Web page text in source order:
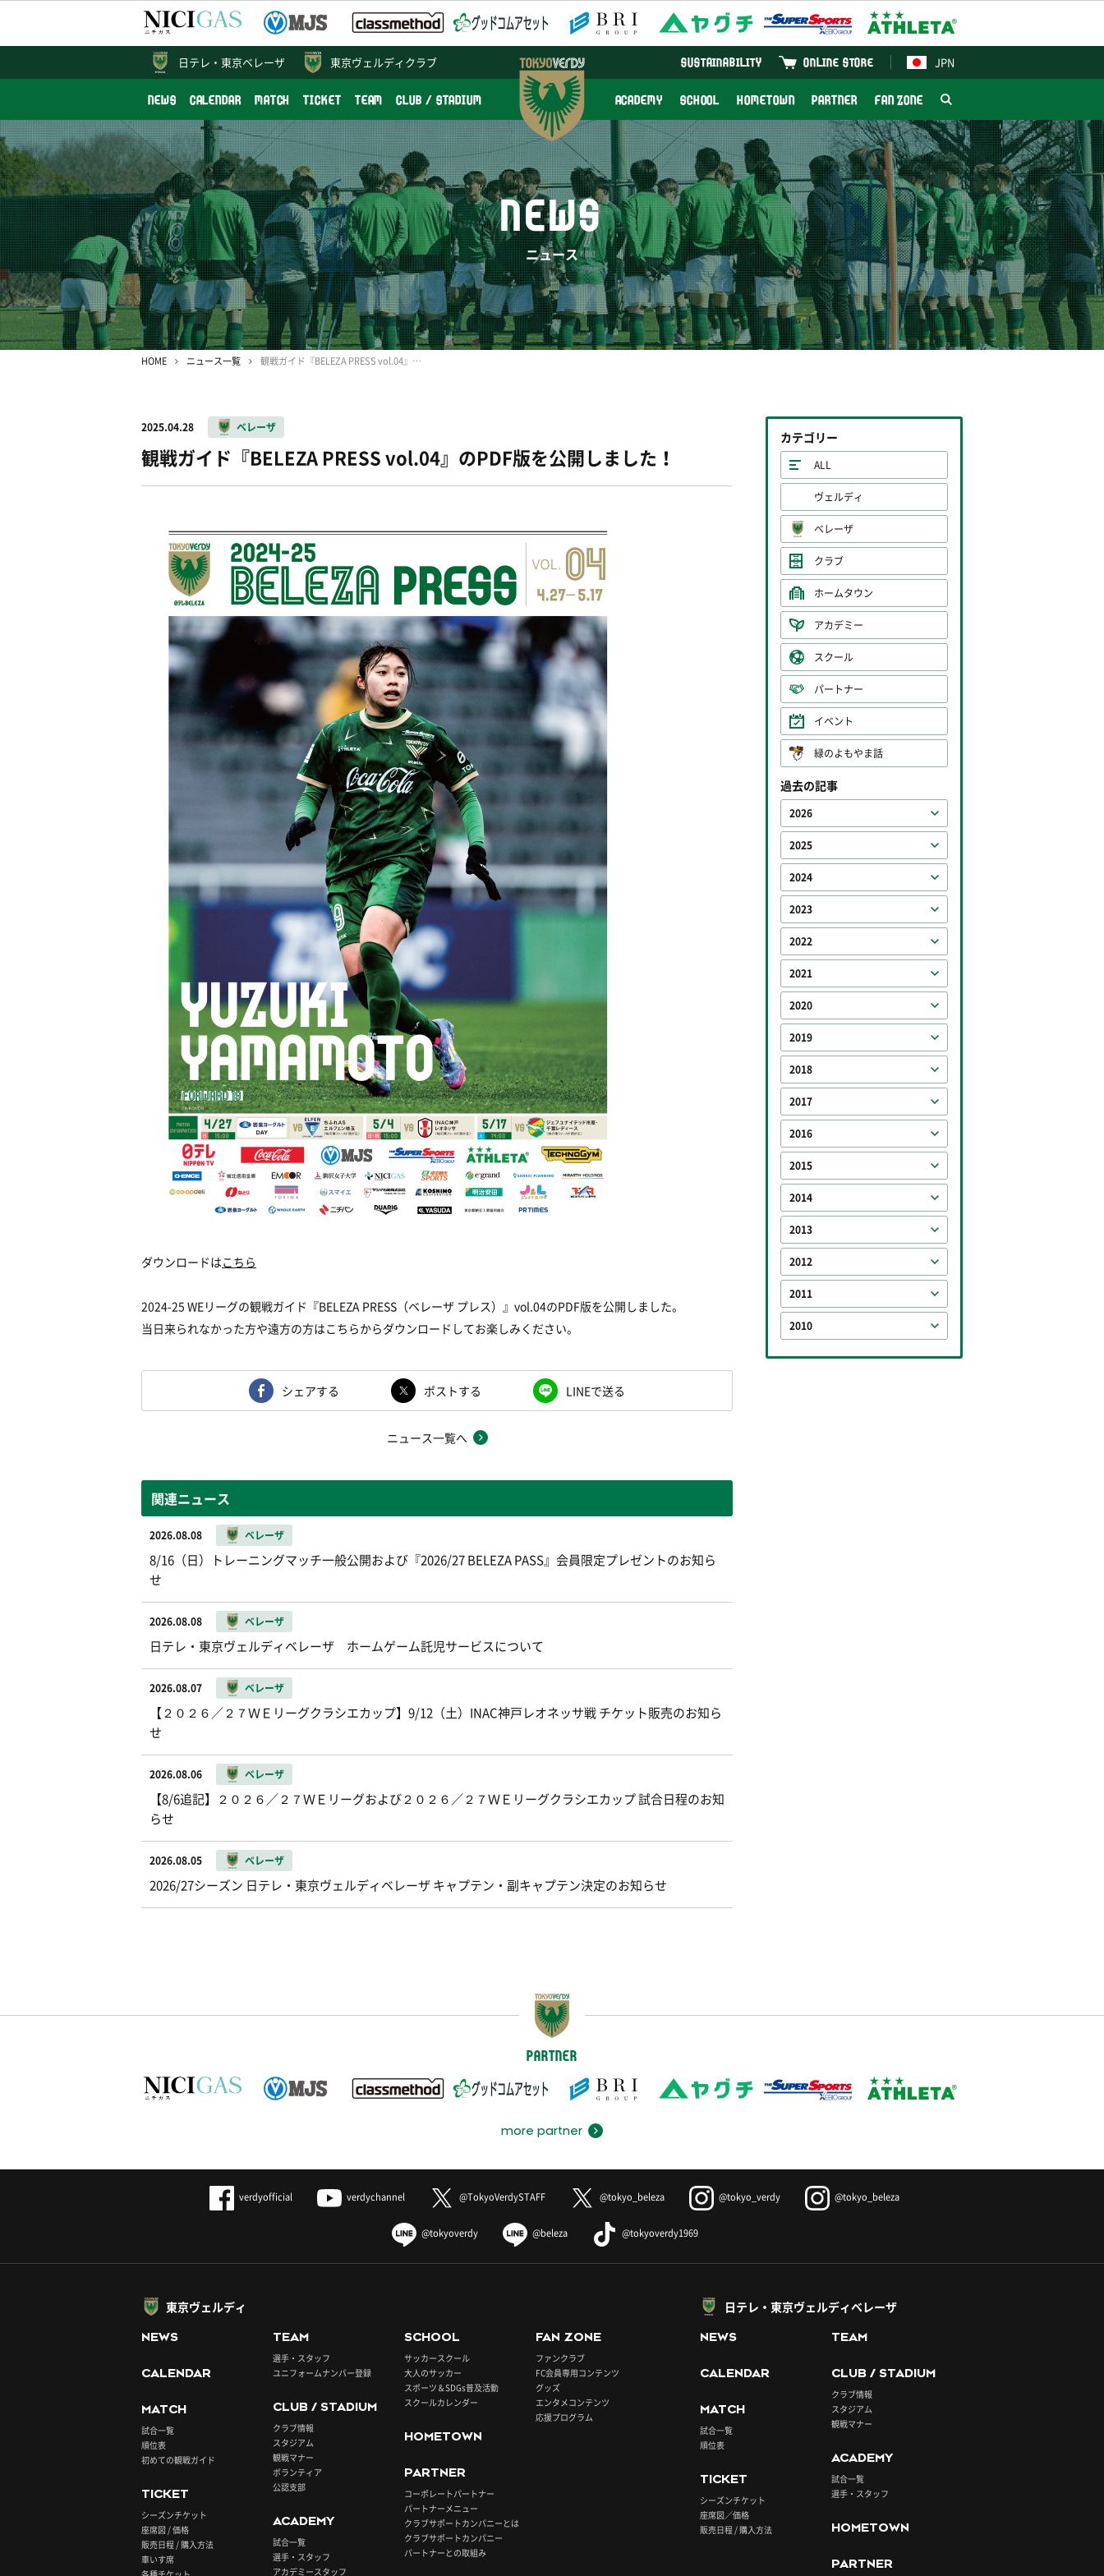
東京ヴェルディクラブ JPN
ONLINE STORE
SUSTAINABILITY
NEWS CALENDAR MATCH TICKET TEAM CLUB / STADIUM ACADEMY SCHOOL HOMETOWN PARTNER FAN ZONE
日テレ・ 東京ベレーザ
NEWS
ニュース
HOME ニュース一覧 観戦ガイド『BELEZA PRESS vol.04』のPDF版を公開しました！
2025.04.28 ベレーザ
観戦ガイド『BELEZA PRESS vol.04』のPDF版を公開しました！
ダウンロードはこちら
2024-25 WEリーグの観戦ガイド『BELEZA PRESS（ベレーザ プレス）』 vol.04のPDF版を公開しました。
当日来られなかった方や遠方の方はこちらからダウンロードしてお楽しみください。
シェアする ポストする LINEで送る
ニュース一覧へ
関連ニュース
2026.08.08 ベレーザ
8/16（日）トレーニングマッチ一般公開および『2026/27 BELEZA PASS』会員限定プレゼントのお知ら
せ
2026.08.08 ベレーザ
日テレ・東京ヴェルディベレーザ ホームゲーム託児サービスについて
2026.08.07 ベレーザ
【２０２６／２７ＷＥリーグクラシエカップ】9/12（土）INAC神戸レオネッサ戦 チケット販売のお知ら
せ
2026.08.06 ベレーザ
【8/6追記】２０２６／２７ＷＥリーグおよび２０２６／２７ＷＥリーグクラシエカップ 試合日程のお知
らせ
2026.08.05 ベレーザ
2026/27シーズン 日テレ・東京ヴェルディベレーザ キャプテン・副キャプテン決定のお知らせ
カテゴリー
ALL
ヴェルディ
ベレーザ
クラブ
ホームタウン
アカデミー
スクール
パートナー
イベント
緑のよもやま話
過去の記事
2026
2025
2024
2023
2022
2021
2020
2019
2018
2017
2016
2015
2014
2013
2012
2011
2010
PARTNER
more partner
verdyofficial verdychannel @TokyoVerdySTAFF @tokyo_beleza @tokyo_verdy @tokyo_beleza
@tokyoverdy @beleza @tokyoverdy1969
東京ヴェルディ
NEWS
CALENDAR
MATCH
試合一覧
順位表
初めての観戦ガイド
TICKET
シーズンチケット
座席図 / 価格
販売日程 / 購入方法
車いす席
TEAM
選手・スタッフ
ユニフォームナンバー登録
CLUB / STADIUM
クラブ情報
スタジアム
観戦マナー
ボランティア
公認支部
ACADEMY
試合一覧
選手・スタッフ
アカデミースタッフ
SCHOOL
サッカースクール
大人のサッカー
スポーツ＆SDGs普及活動
スクールカレンダー
HOMETOWN
PARTNER
コーポレートパートナー
パートナーメニュー
クラブサポートカンパニーとは
クラブサポートカンパニー
パートナーとの取組み
FAN ZONE
ファンクラブ
FC会員専用コンテンツ
グッズ
エンタメコンテンツ
応援プログラム
日テレ・東京ヴェルディベレーザ
NEWS
CALENDAR
MATCH
試合一覧
順位表
TICKET
シーズンチケット
座席図／価格
販売日程 / 購入方法
TEAM
CLUB / STADIUM
クラブ情報
スタジアム
観戦マナー
ACADEMY
試合一覧
選手・スタッフ
HOMETOWN
PARTNER